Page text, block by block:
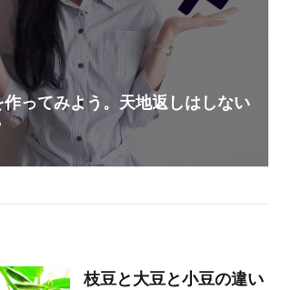
作ってみよう。天地返しはしない
枝豆と大豆と小豆の違い